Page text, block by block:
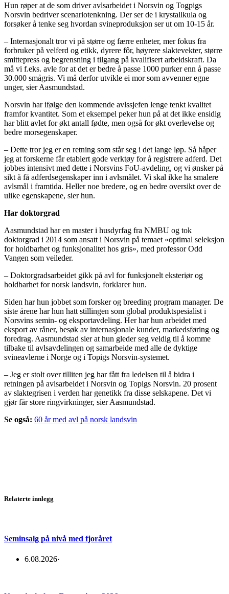
Hun røper at de som driver avlsarbeidet i Norsvin og Togpigs
Norsvin bedriver scenariotenkning. Der ser de i krystallkula og
forsøker å tenke seg hvordan svineproduksjon ser ut om 10-15 år.
– Internasjonalt tror vi på større og færre enheter, mer fokus fra
forbruker på velferd og etikk, dyrere fôr, høyrere slaktevekter, større
smittepress og begrensning i tilgang på kvalifisert arbeidskraft. Da
må vi f.eks. avle for at det er bedre å passe 1000 purker enn å passe
30.000 smågris. Vi må derfor utvikle ei mor som avvenner egne
unger, sier Aasmundstad.
Norsvin har ifølge den kommende avlssjefen lenge tenkt kvalitet
framfor kvantitet. Som et eksempel peker hun på at det ikke ensidig
har blitt avlet for økt antall fødte, men også for økt overlevelse og
bedre morsegenskaper.
– Dette tror jeg er en retning som står seg i det lange løp. Så håper
jeg at forskerne får etablert gode verktøy for å registrere adferd. Det
jobbes intensivt med dette i Norsvins FoU-avdeling, og vi ønsker på
sikt å få adferdsegenskaper inn i avlsmålet. Vi skal ikke ha smalere
avlsmål i framtida. Heller noe bredere, og en bedre oversikt over de
ulike egenskapene, sier hun.
Har doktorgrad
Aasmundstad har en master i husdyrfag fra NMBU og tok
doktorgrad i 2014 som ansatt i Norsvin på temaet «optimal seleksjon
for holdbarhet og funksjonalitet hos gris», med professor Odd
Vangen som veileder.
– Doktorgradsarbeidet gikk på avl for funksjonelt eksteriør og
holdbarhet for norsk landsvin, forklarer hun.
Siden har hun jobbet som forsker og breeding program manager. De
siste årene har hun hatt stillingen som global produktspesialist i
Norsvins semin- og eksportavdeling. Her har hun arbeidet med
eksport av råner, besøk av internasjonale kunder, markedsføring og
foredrag. Aasmundstad sier at hun gleder seg veldig til å komme
tilbake til avlsavdelingen og samarbeide med alle de dyktige
svineavlerne i Norge og i Topigs Norsvin-systemet.
– Jeg er stolt over tilliten jeg har fått fra ledelsen til å bidra i
retningen på avlsarbeidet i Norsvin og Topigs Norsvin. 20 prosent
av slaktegrisen i verden har genetikk fra disse selskapene. Det vi
gjør får store ringvirkninger, sier Aasmundstad.
Se også: 60 år med avl på norsk landsvin
Relaterte innlegg
Seminsalg på nivå med fjoråret
6.08.2026·